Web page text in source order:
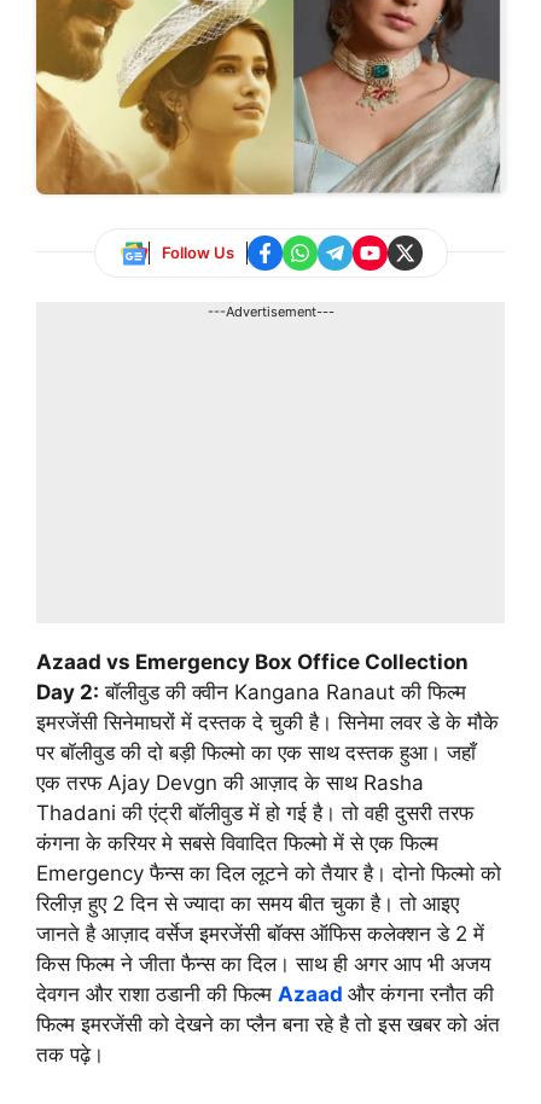
Follow Us
---Advertisement---
Azaad vs Emergency Box Office Collection
Day 2: बॉलीवुड की क्वीन Kangana Ranaut की फिल्म
इमरजेंसी सिनेमाघरों में दस्तक दे चुकी है। सिनेमा लवर डे के मौके
पर बॉलीवुड की दो बड़ी फिल्मो का एक साथ दस्तक हुआ। जहाँ
एक तरफ Ajay Devgn की आज़ाद के साथ Rasha
Thadani की एंट्री बॉलीवुड में हो गई है। तो वही दुसरी तरफ
कंगना के करियर मे सबसे विवादित फिल्मो में से एक फिल्म
Emergency फैन्स का दिल लूटने को तैयार है। दोनो फिल्मो को
रिलीज़ हुए 2 दिन से ज्यादा का समय बीत चुका है। तो आइए
जानते है आज़ाद वर्सेज इमरजेंसी बॉक्स ऑफिस कलेक्शन डे 2 में
किस फिल्म ने जीता फैन्स का दिल। साथ ही अगर आप भी अजय
देवगन और राशा ठडानी की फिल्म Azaad और कंगना रनौत की
फिल्म इमरजेंसी को देखने का प्लैन बना रहे है तो इस खबर को अंत
तक पढ़े।